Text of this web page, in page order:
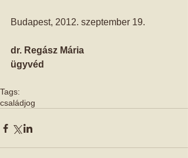
Budapest, 2012. szeptember 19.
dr. Regász Mária
ügyvéd
Tags:
családjog